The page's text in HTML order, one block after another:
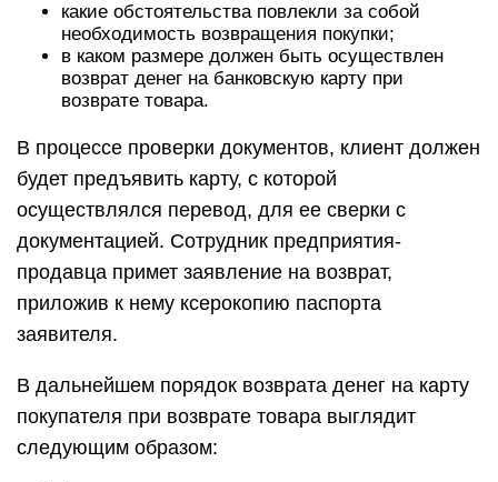
какие обстоятельства повлекли за собой
необходимость возвращения покупки;
в каком размере должен быть осуществлен
возврат денег на банковскую карту при
возврате товара.
В процессе проверки документов, клиент должен
будет предъявить карту, с которой
осуществлялся перевод, для ее сверки с
документацией. Сотрудник предприятия-
продавца примет заявление на возврат,
приложив к нему ксерокопию паспорта
заявителя.
В дальнейшем порядок возврата денег на карту
покупателя при возврате товара выглядит
следующим образом: